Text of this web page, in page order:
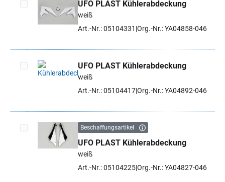
Artikel auswählen
UFO PLAST Kühlerabdeckung
weiß
Art.-Nr.: 05104331 Org.-Nr.: YA04858-046
Artikel auswählen
UFO PLAST Kühlerabdeckung
weiß
Art.-Nr.: 05104417Org.-Nr.: YA04892-046
Artikel auswählen
Beschaffungsartikel
UFO PLAST Kühlerabdeckung
weiß
Art.-Nr.: 05104225Org.-Nr.: YA04827-046